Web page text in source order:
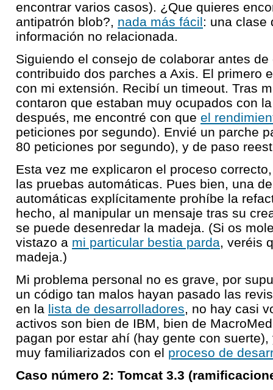
encontrar varios casos). ¿Que quieres
antipatrón blob?, nada más fácil: una clase
información no relacionada.
Siguiendo el consejo de colaborar antes de
contribuido dos parches a Axis. El primero
con mi extensión. Recibí un timeout. Tras
contaron que estaban muy ocupados con
después, me encontré con que el
peticiones por segundo). Envié un parche
80 peticiones por segundo), y de paso
Esta vez me explicaron el proceso
las pruebas automáticas. Pues bien, una
automáticas explícitamente prohíbe la
hecho, al manipular un mensaje tras su
se puede desenredar la madeja. (Si os
vistazo a mi particular bestia parda, veréis
madeja.)
Mi problema personal no es grave, por
un código tan malos hayan pasado las
en la lista de desarrolladores, no hay casi
activos son bien de IBM, bien de
pagan por estar ahí (hay gente con
muy familiarizados con el proceso de
Caso número 2: Tomcat 3.3